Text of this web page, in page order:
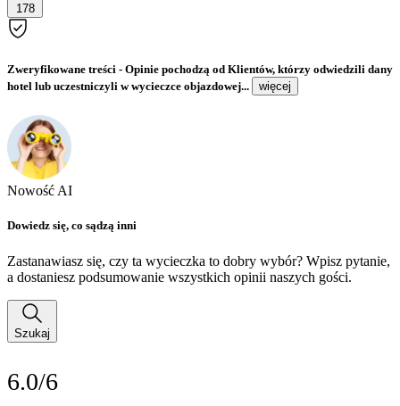
178
Zweryfikowane treści - Opinie pochodzą od Klientów, którzy odwiedzili dany
hotel lub uczestniczyli w wycieczce objazdowej...
więcej
Nowość AI
Dowiedz się, co sądzą inni
Zastanawiasz się, czy ta wycieczka to dobry wybór? Wpisz pytanie,
a dostaniesz podsumowanie wszystkich opinii naszych gości.
Szukaj
6.0/6